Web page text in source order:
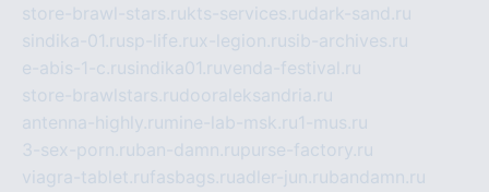
store-brawl-stars.rukts-services.rudark-sand.ru
sindika-01.rusp-life.rux-legion.rusib-archives.ru
e-abis-1-c.rusindika01.ruvenda-festival.ru
store-brawlstars.rudooraleksandria.ru
antenna-highly.ru mine-lab-msk.ru1-mus.ru
3-sex-porn.ruban-damn.rupurse-factory.ru
viagra-tablet.rufasbags.ruadler-jun.rubandamn.ru